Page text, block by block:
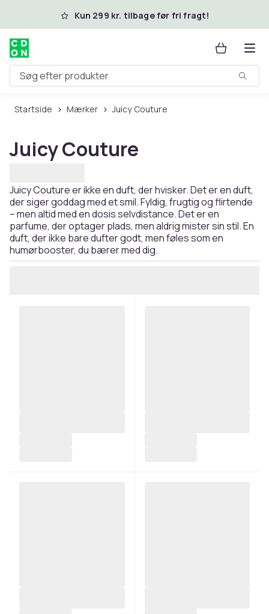
Spring til hovedindhold
Kun 299 kr. tilbage før fri fragt!
Søg efter produkter
Startside Mærker Juicy Couture
Juicy Couture
Juicy Couture er ikke en duft, der hvisker. Det er en duft,
der siger goddag med et smil. Fyldig, frugtig og flirtende
– men altid med en dosis selvdistance. Det er en
parfume, der optager plads, men aldrig mister sin stil. En
duft, der ikke bare dufter godt, men føles som en
humørbooster, du bærer med dig.